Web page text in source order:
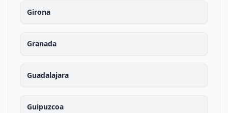
Girona
Granada
Guadalajara
Guipuzcoa